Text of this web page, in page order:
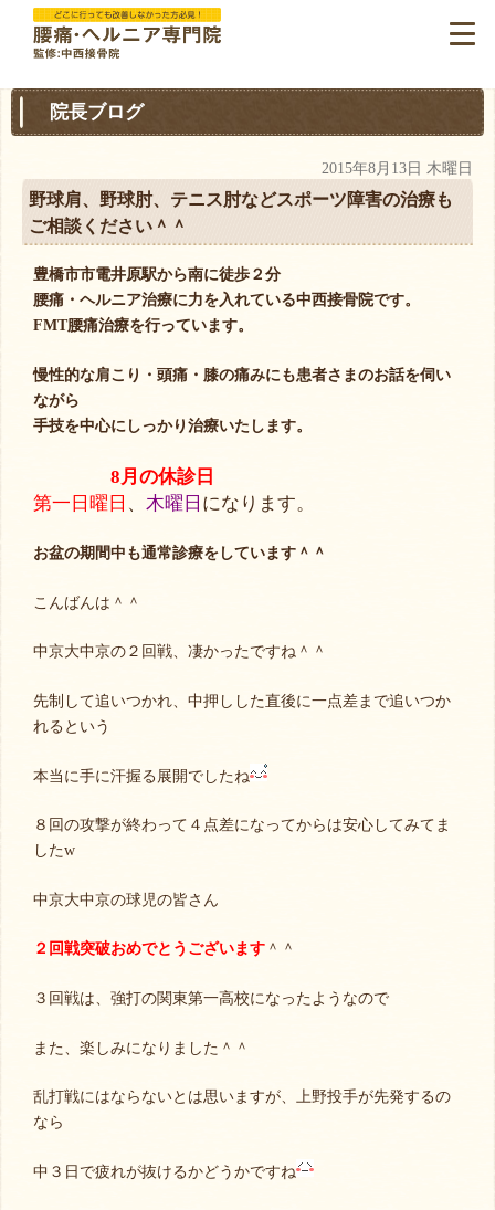
院長ブログ
2015年8月13日 木曜日
野球肩、野球肘、テニス肘などスポーツ障害の治療も
ご相談ください＾＾
豊橋市市電井原駅から南に徒歩２分
腰痛・ヘルニア治療に力を入れている中西接骨院です。
FMT腰痛治療を行っています。
慢性的な肩こり・頭痛・膝の痛みにも患者さまのお話を伺い
ながら
手技を中心にしっかり治療いたします。
8月の休診日
第一日曜日 、 木曜日 になります。
お盆の期間中も通常診療をしています＾＾
こんばんは＾＾
中京大中京の２回戦、凄かったですね＾＾
先制して追いつかれ、中押しした直後に一点差まで追いつか
れるという
本当に手に汗握る展開でしたね
８回の攻撃が終わって４点差になってからは安心してみてま
したw
中京大中京の球児の皆さん
２回戦突破おめでとうございます ＾＾
３回戦は、強打の関東第一高校になったようなので
また、楽しみになりました＾＾
乱打戦にはならないとは思いますが、上野投手が先発するの
なら
中３日で疲れが抜けるかどうかですね